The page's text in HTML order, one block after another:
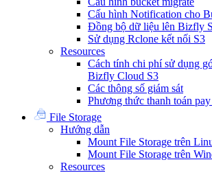
Cấu hình Notification cho
Đồng bộ dữ liệu lên Bizfly
Sử dụng Rclone kết nối S3
Resources
Cách tính chi phí sử dụng
Bizfly Cloud S3
Các thông số giám sát
Phương thức thanh toán
File Storage
Hướng dẫn
Mount File Storage trên
Mount File Storage trên
Resources